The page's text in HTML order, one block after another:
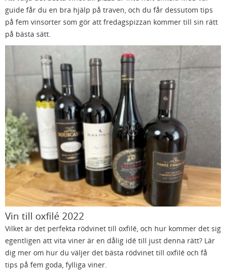
guide får du en bra hjälp på traven, och du får dessutom tips
på fem vinsorter som gör att fredagspizzan kommer till sin rätt
på bästa sätt.
Vin till oxfilé 2022
Vilket är det perfekta rödvinet till oxfilé, och hur kommer det sig
egentligen att vita viner är en dålig idé till just denna rätt? Lär
dig mer om hur du väljer det bästa rödvinet till oxfilé och få
tips på fem goda, fylliga viner.